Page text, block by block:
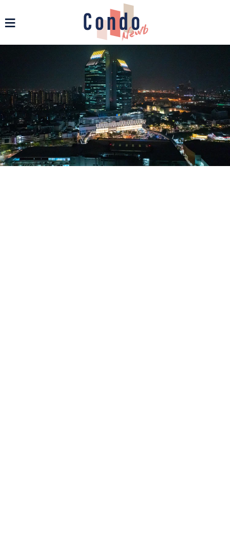
รวมข่าวสารคอนโด บ้าน และอสังหาฯ ทุกรูปแบบ - Condonewb
≡